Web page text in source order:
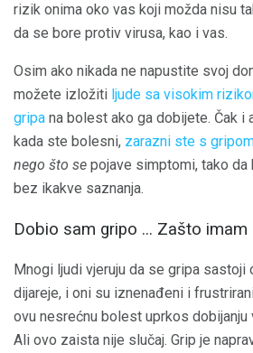
rizik onima oko vas koji možda nisu
da se bore protiv virusa, kao i vas.
Osim ako nikada ne napustite svoj
možete izložiti ljude sa visokim
gripa na bolest ako ga dobijete. Čak i
kada ste bolesni, zarazni ste s
nego što se pojave simptomi, tako
bez ikakve saznanja.
Dobio sam gripo ... Zašto
Mnogi ljudi vjeruju da se gripa sastoji
dijareje, i oni su iznenađeni i
ovu nesrećnu bolest uprkos dobijanju
Ali ovo zaista nije slučaj. Grip je